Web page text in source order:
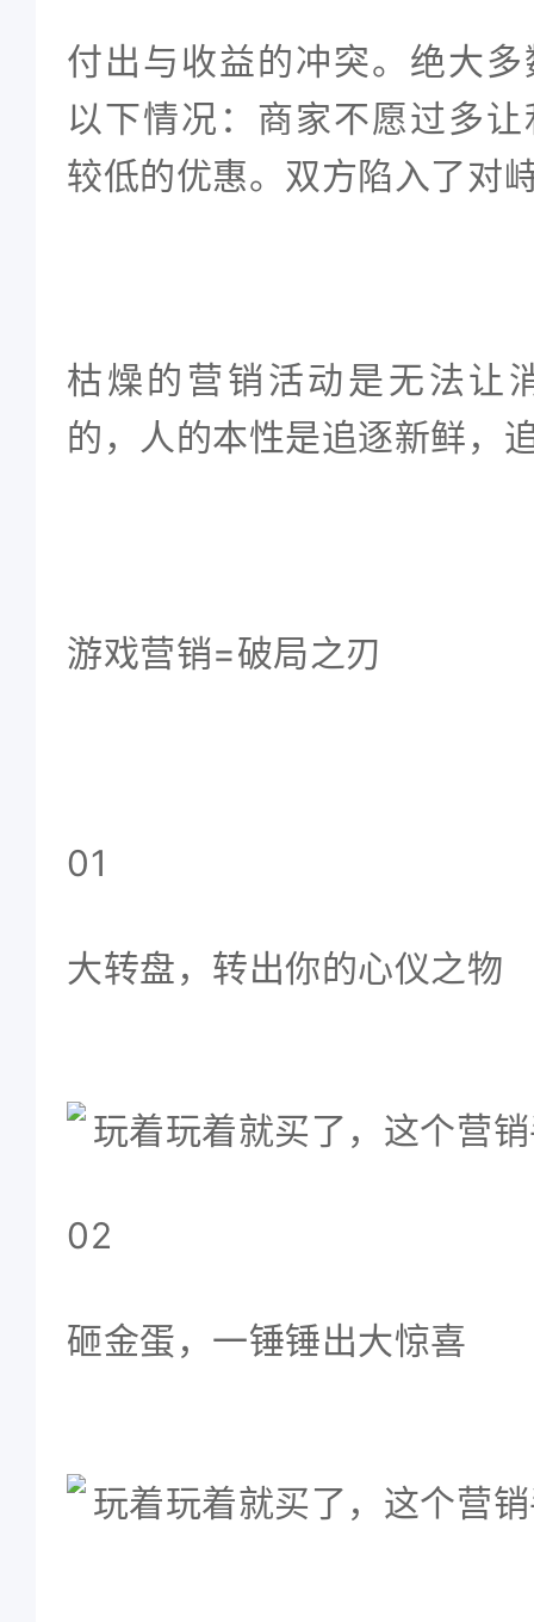
付出与收益的冲突。绝大
以下情况：商家不愿过多
较低的优惠。双方陷入了对
枯燥的营销活动是无法让
的，人的本性是追逐新鲜，
游戏营销=破局之刃
01
大转盘，转出你的心仪之物
02
砸金蛋，一锤锤出大惊喜